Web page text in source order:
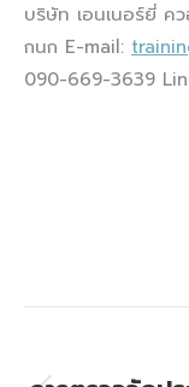
บริษัท เอนเนอร์ยี่
กนก E-mail:
090-669-3639
navigation